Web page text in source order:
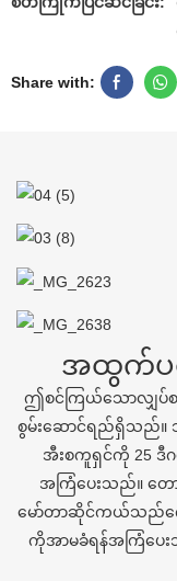
Share with:
အထွက်ပစ္
ဤစင်ကြယ်သောလျှပ်စ
စွမ်းဆောင်ရည်ရှိသည်။
အီးစကူရှင်ကို 25 ဒီ
အကြံပေးသည်။ တော
မော်တာဆိုင်ကယ်သည်ကေ
ကိုအာမခံရန်အကြံပ